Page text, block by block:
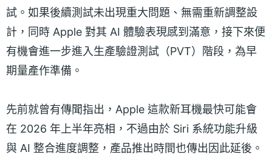
試。如果後續測試未出現重大問題、無需重新調整設
計，同時 Apple 對其 AI 體驗表現感到滿意，接下來便
有機會進一步進入生產驗證測試（PVT）階段，為早
期量產作準備。
先前就曾有傳聞指出，Apple 這款新耳機最快可能會
在 2026 年上半年亮相，不過由於 Siri 系統功能升級
與 AI 整合進度調整，產品推出時間也傳出因此延後。